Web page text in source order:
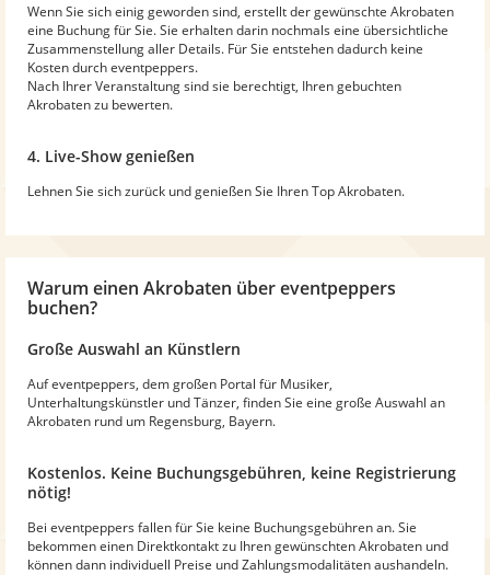
Wenn Sie sich einig geworden sind, erstellt der gewünschte Akrobaten
eine Buchung für Sie. Sie erhalten darin nochmals eine übersichtliche
Zusammenstellung aller Details. Für Sie entstehen dadurch keine
Kosten durch eventpeppers.
Nach Ihrer Veranstaltung sind sie berechtigt, Ihren gebuchten
Akrobaten zu bewerten.
4. Live-Show genießen
Lehnen Sie sich zurück und genießen Sie Ihren Top Akrobaten.
Warum einen Akrobaten über eventpeppers
buchen?
Große Auswahl an Künstlern
Auf eventpeppers, dem großen Portal für Musiker,
Unterhaltungskünstler und Tänzer, finden Sie eine große Auswahl an
Akrobaten rund um Regensburg, Bayern.
Kostenlos. Keine Buchungsgebühren, keine Registrierung
nötig!
Bei eventpeppers fallen für Sie keine Buchungsgebühren an. Sie
bekommen einen Direktkontakt zu Ihren gewünschten Akrobaten und
können dann individuell Preise und Zahlungsmodalitäten aushandeln.